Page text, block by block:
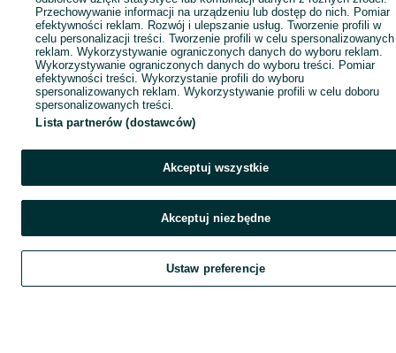
Szukaj Obserwujesz Dodaj Czat
Przechowywanie informacji na urządzeniu lub dostęp do nich. Pomiar
efektywności reklam. Rozwój i ulepszanie usług. Tworzenie profili w
celu personalizacji treści. Tworzenie profili w celu spersonalizowanych
reklam. Wykorzystywanie ograniczonych danych do wyboru reklam.
Wykorzystywanie ograniczonych danych do wyboru treści. Pomiar
efektywności treści. Wykorzystanie profili do wyboru
spersonalizowanych reklam. Wykorzystywanie profili w celu doboru
spersonalizowanych treści.
Lista partnerów (dostawców)
Akceptuj wszystkie
Akceptuj niezbędne
Ustaw preferencje